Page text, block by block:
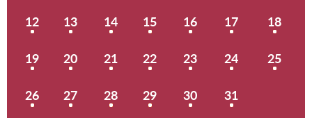
12 13 14 15 16 17 18
19 20 21 22 23 24 25
26 27 28 29 30 31